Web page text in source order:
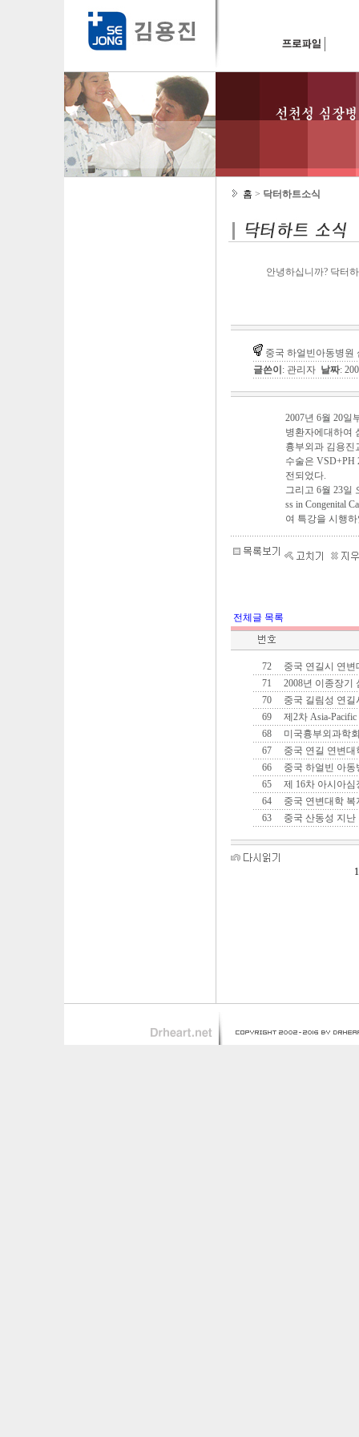
홈 > 닥터하트소식
안녕하십니까? 닥터
중국 하얼빈아동병원
글쓴이 : 관리자 날짜:
2007년 6월 20일
병환자에대하여
흉부외과 김용
수술은 VSD+PH
전되었다.
그리고 6월 23일
ss in Congenital
여 특강을 시행
전체글 목록
72
중국 연길시 연
71
2008년 이종장기
70
중국 길림성 연
69
제2차 Asia-Pacific
68
미국흉부외과학
67
중국 연길 연변
66
중국 하얼빈 아
65
제 16차 아시아
64
중국 연변대학
63
중국 산동성 지
1